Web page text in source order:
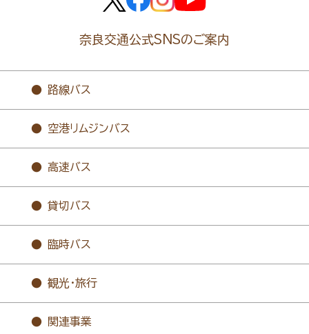
奈良交通公式SNSのご案内
路線バス
空港リムジンバス
高速バス
貸切バス
臨時バス
観光・旅行
関連事業